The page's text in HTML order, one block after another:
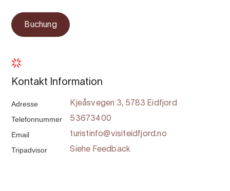
Buchung
Kontakt Information
Adresse Kjeåsvegen 3, 5783 Eidfjord
Telefonnummer 53673400
Email turistinfo@visiteidfjord.no
Tripadvisor Siehe Feedback